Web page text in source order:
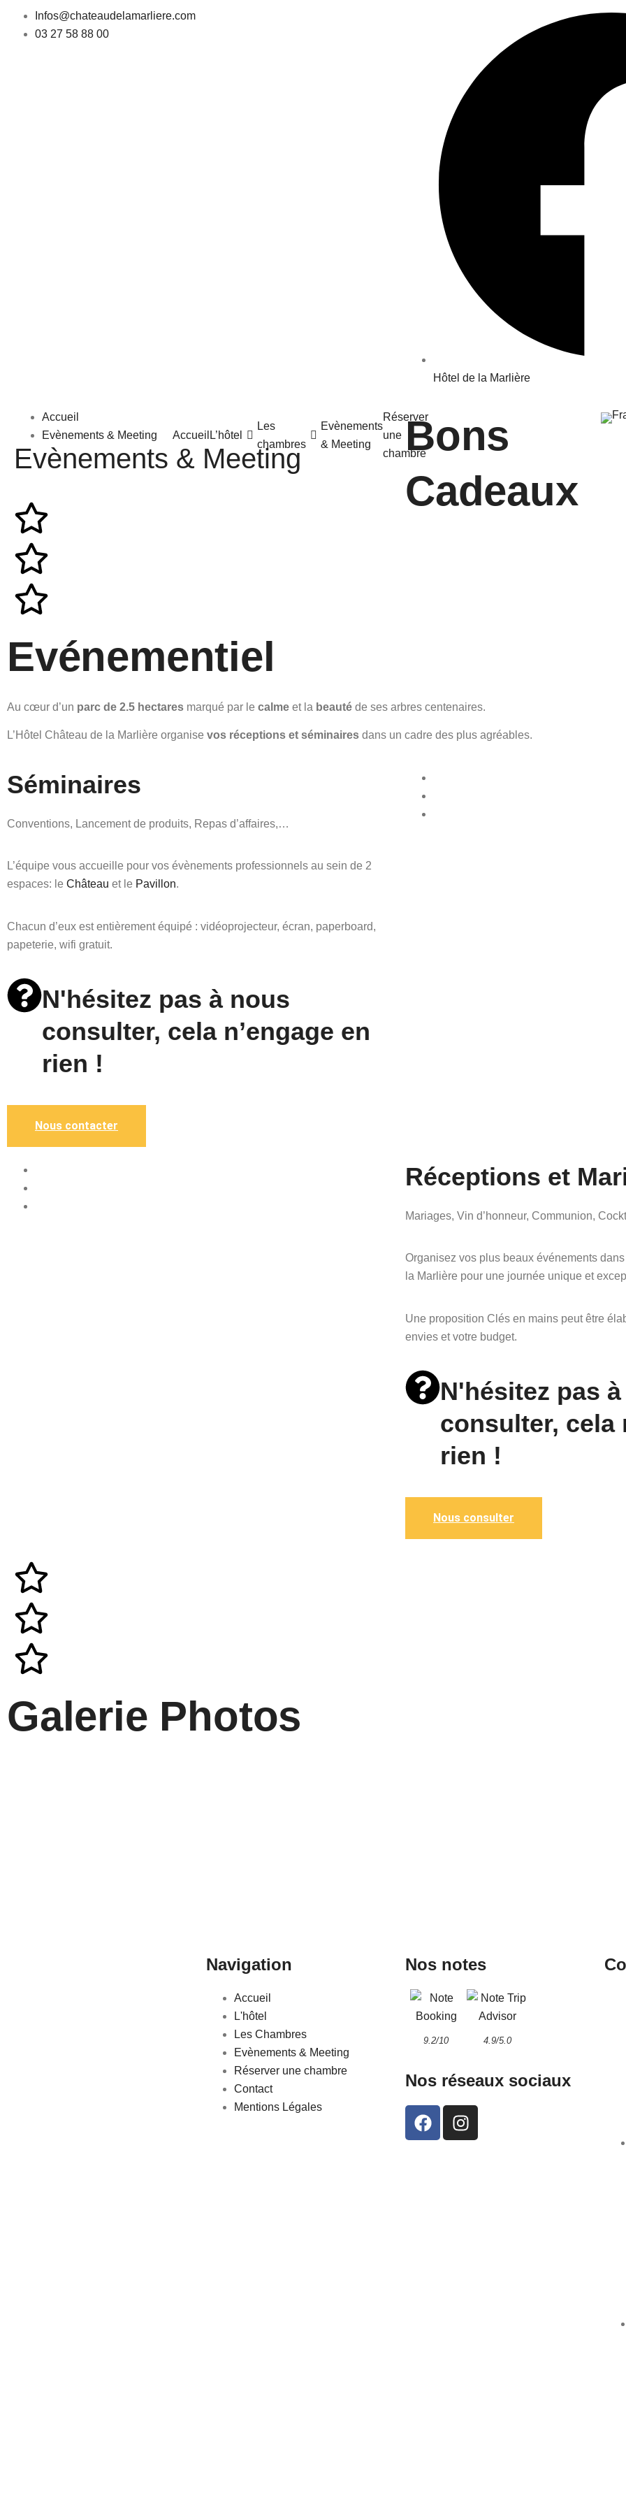
Infos@chateaudelamarliere.com
03 27 58 88 00
Hôtel de la Marlière
Accueil L’hôtel
Les
chambres
Evènements
& Meeting
Réserver
une
chambreBons
Cadeaux
Accueil
Evènements & Meeting
Evènements & Meeting
Evénementiel
​Au cœur d’un parc de 2.5 hectares marqué par le calme et la beauté de ses arbres centenaires.
L’Hôtel Château de la Marlière organise vos réceptions et séminaires dans un cadre des plus agréables.
Séminaires
Conventions, Lancement de produits, Repas d’affaires,…
L’équipe vous accueille pour vos évènements professionnels au sein de 2
espaces: le Château et le Pavillon.
Chacun d’eux est entièrement équipé : vidéoprojecteur, écran, paperboard,
papeterie, wifi gratuit.
N'hésitez pas à nous
consulter, cela n’engage en
rien !
Nous contacter
Réceptions et
Mariages, Vin d’honneur, Communion,
Organisez vos plus beaux événements
la Marlière pour une journée unique et
Une proposition Clés en mains peut être
envies et votre budget.
N'hésitez pas
consulter, cela
rien !
Nous consulter
Galerie Photos
Navigation
Accueil
L'hôtel
Les Chambres
Evènements & Meeting
Réserver une chambre
Contact
Mentions Légales
Nos notes
9.2/10 4.9/5.0
Nos réseaux sociaux